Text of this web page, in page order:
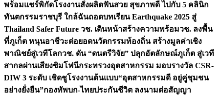
พร้อมแชร์พิกัดโรงงานสั่งผลิตฟันสวย สุขภาพดี ไปกับ 5 คลินิก
ทันตกรรมราชบุรี ใกล้ฉันถอดบทเรียน Earthquake 2025 สู่
Thailand Safer Future วช. เดินหน้าสร้างความพร้อมวช. ลงพื้น
ที่ภูเก็ต หนุนอาชีวะต่อยอดนวัตกรรมท้องถิ่น สร้างมูลค่าเชิง
พาณิชย์สู่เวทีโลกวช. ดัน “ดนตรีวิจัย” ปลุกอัตลักษณ์ภูเก็ต สู่เวที
สากลผ่านเสียงซิมโฟนีกระทรวงอุตสาหกรรม มอบรางวัล CSR-
DIW 3 ระดับ เชิดชูโรงงานต้นแบบ“อุตสาหกรรมดี อยู่คู่ชุมชน
อย่างยั่งยืน”กองทัพบก-ไทยประกันชีวิต ลงนามต่อสัญญา